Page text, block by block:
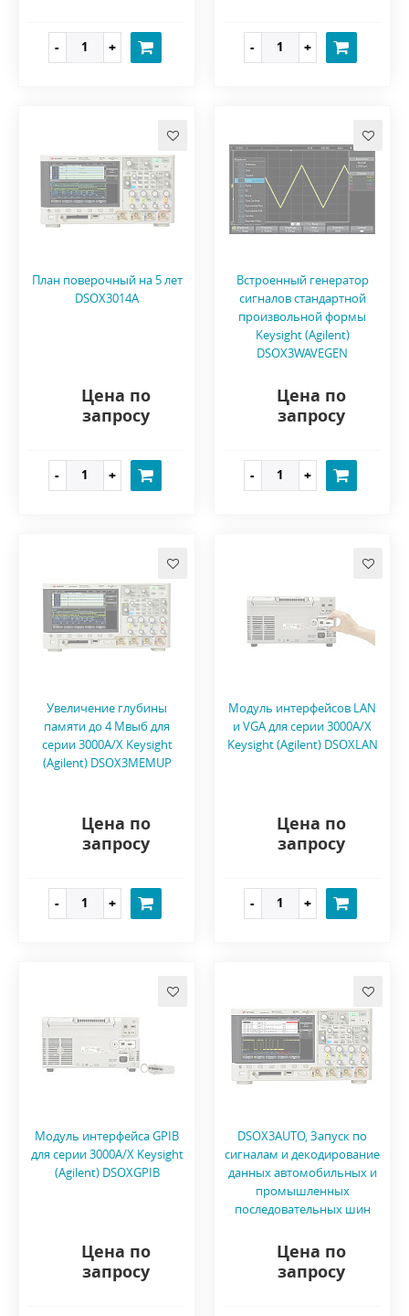
План поверочный на 5 лет
DSOX3014A
Цена по
запросу
Встроенный генератор
сигналов стандартной
произвольной формы
Keysight (Agilent)
DSOX3WAVEGEN
Цена по
запросу
Увеличение глубины
памяти до 4 Mвыб для
серии 3000A/X Keysight
(Agilent) DSOX3MEMUP
Цена по
запросу
Модуль интерфейсов LAN
и VGA для серии 3000A/X
Keysight (Agilent) DSOXLAN
Цена по
запросу
Модуль интерфейса GPIB
для серии 3000A/X Keysight
(Agilent) DSOXGPIB
Цена по
запросу
DSOX3AUTO, Запуск по
сигналам и декодирование
данных автомобильных и
промышленных
последовательных шин
Цена по
запросу